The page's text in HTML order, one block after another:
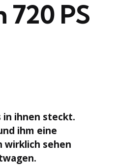
720 PS
in ihnen steckt.
ihm eine
wirklich sehen